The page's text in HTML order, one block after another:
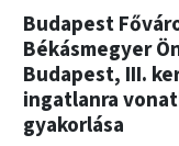
Budapest
Békásmegyer
Budapest, III.
ingatlanra
gyakorlása